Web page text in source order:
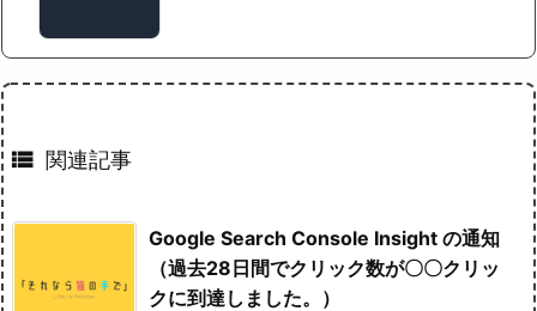
 関連記事
Google Search Console Insight の通知
（過去28日間でクリック数が〇〇クリッ
クに到達しました。）